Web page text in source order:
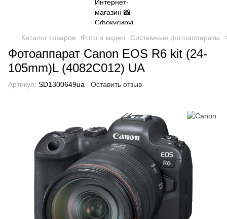
Каталог товаров Фото и видео Системные фотоаппараты
Фотоаппарат Canon EOS R6 kit (24-
105mm)L (4082C012) UA
Артикул: SD1300649ua Оставить отзыв